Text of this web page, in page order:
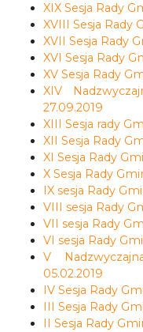
XIX Sesja Rady
XVIII Sesja Rady
XVII Sesja Rady
XVI Sesja Rady
XV Sesja Rady
XIV
27.09.2019
XIII Sesja rady
XII Sesja Rady
XI Sesja Rady
X Sesja Rady
IX sesja Rady
VIII sesja Rady
VII sesja Rady
VI sesja Rady
V
05.02.2019
IV Sesja Rady
III Sesja Rady
II Sesja Rady